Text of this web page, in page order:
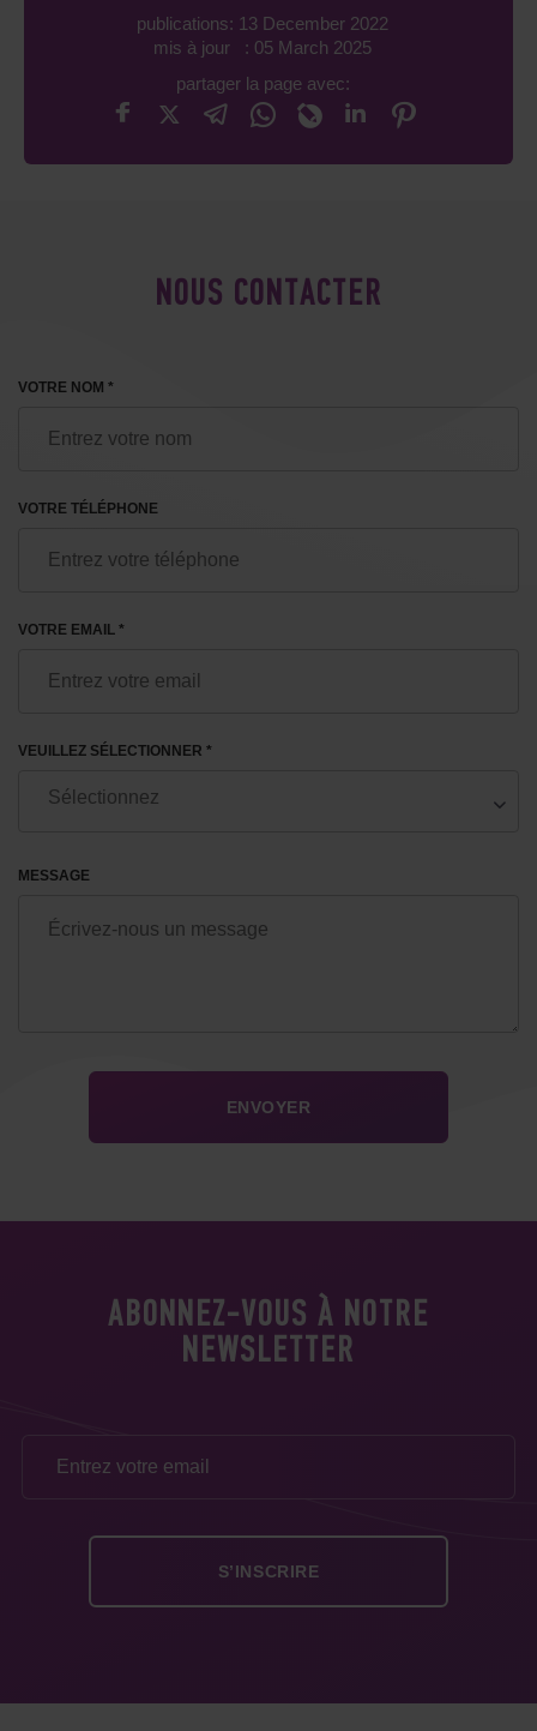
publications: 13 December 2022
mis à jour : 05 March 2025
partager la page avec:
NOUS CONTACTER
VOTRE NOM *
VOTRE TÉLÉPHONE
VOTRE EMAIL *
VEUILLEZ SÉLECTIONNER *
MESSAGE
ABONNEZ-VOUS À NOTRE
NEWSLETTER